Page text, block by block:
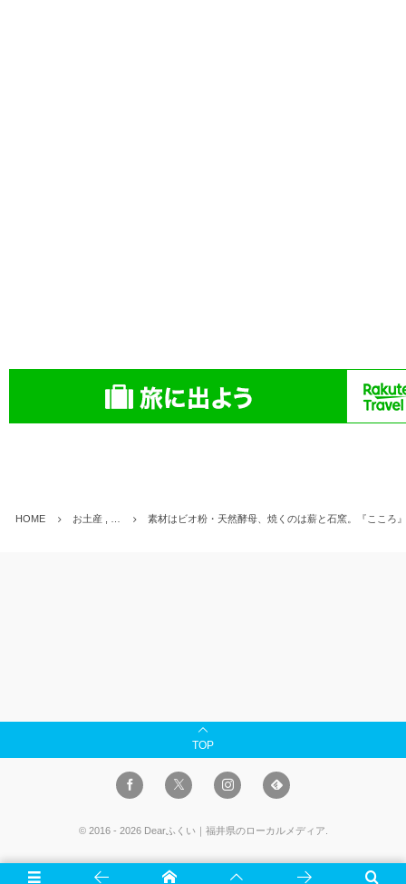
HOME お土産 , … 素材はビオ粉・天然酵母、焼くのは薪と石窯。『こころ
TOP
© 2016 - 2026 Dearふくい｜福井県のローカルメディア.